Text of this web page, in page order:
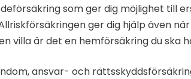
som ger dig möjlighet till
ger dig hjälp även
villa är det en hemförsäkring du ska
ansvar- och